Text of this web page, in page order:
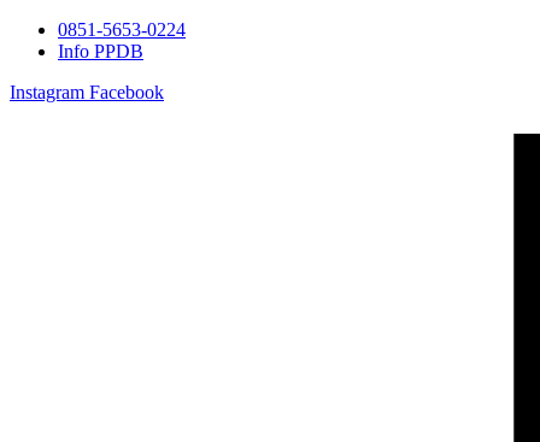
0851-5653-0224
Info PPDB
Instagram Facebook